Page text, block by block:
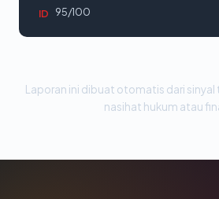
ID 95/100
Laporan ini dibuat otomatis dari sinyal
nasihat hukum atau